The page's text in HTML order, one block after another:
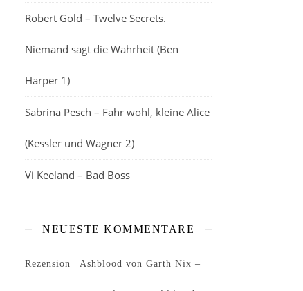
Robert Gold – Twelve Secrets.
Niemand sagt die Wahrheit (Ben
Harper 1)
Sabrina Pesch – Fahr wohl, kleine Alice
(Kessler und Wagner 2)
Vi Keeland – Bad Boss
NEUESTE KOMMENTARE
Rezension | Ashblood von Garth Nix –